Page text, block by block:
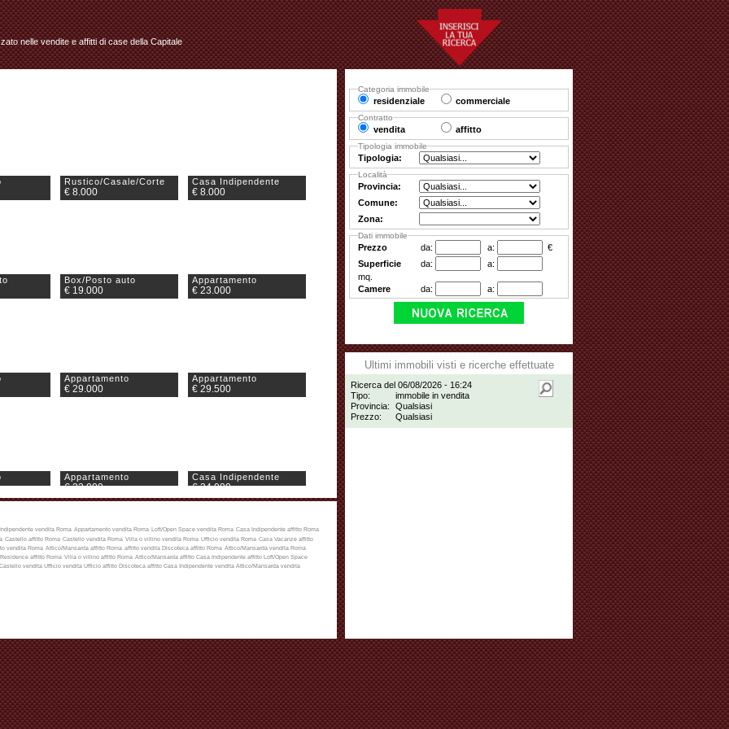
nelle vendite e affitti di case della Capitale
Rustico/Casale/Corte
€ 8.000
Casa Indipendente
€ 8.000
Box/Posto auto
€ 19.000
Appartamento
€ 23.000
Appartamento
€ 29.000
Appartamento
€ 29.500
Appartamento
€ 32.000
Casa Indipendente
€ 34.000
Appartamento
€ 39.000
Appartamento
€ 40.000
vendita Roma Appartamento vendita Roma Loft/Open Space vendita Roma Casa Indipendente affitto Roma
Castello affitto Roma Castello vendita Roma Villa o villino vendita Roma Ufficio vendita Roma Casa Vacanze affitto
vendita Roma Attico/Mansarda affitto Roma affitto vendita Discoteca affitto Roma Attico/Mansarda vendita Roma
Residence affitto Roma Villa o villino affitto Roma Attico/Mansarda affitto Casa Indipendente affitto
Loft/Open Space
Castello vendita Ufficio vendita Ufficio affitto Discoteca affitto Casa Indipendente vendita Attico/Mansarda vendita
Categoria immobile
residenziale commerciale
Contratto
vendita affitto
Tipologia immobile
Tipologia:
Località
Provincia:
Comune:
Zona:
Dati immobile
Prezzo da: a:
€
Superficie
da:
a:
mq.
Camere
da: a:
Ultimi immobili visti e ricerche effettuate
Ricerca del 06/08/2026 - 16:24
Tipo:
immobile in vendita
Provincia:
Qualsiasi
Prezzo:
Qualsiasi